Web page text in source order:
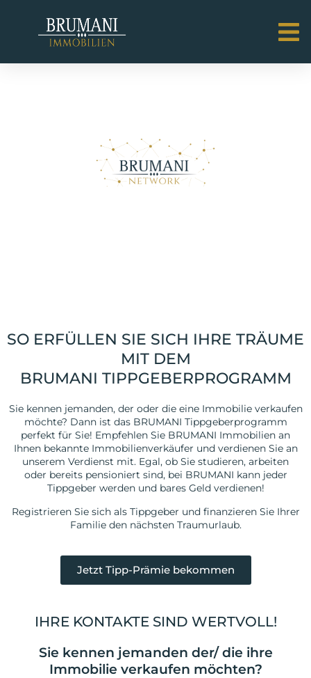
SO ERFÜLLEN SIE SICH IHRE TRÄUME
MIT DEM
BRUMANI TIPPGEBERPROGRAMM
Sie kennen jemanden, der oder die eine Immobilie verkaufen
möchte? Dann ist das BRUMANI Tippgeberprogramm
perfekt für Sie! Empfehlen Sie BRUMANI Immobilien an
Ihnen bekannte Immobilienverkäufer und verdienen Sie an
unserem Verdienst mit. Egal, ob Sie studieren, arbeiten
oder bereits pensioniert sind, bei BRUMANI kann jeder
Tippgeber werden und bares Geld verdienen!
Registrieren Sie sich als Tippgeber und finanzieren Sie Ihrer
Familie den nächsten Traumurlaub.
Jetzt Tipp-Prämie bekommen
IHRE KONTAKTE SIND WERTVOLL!
Sie kennen jemanden der/ die ihre
Immobilie verkaufen möchten?